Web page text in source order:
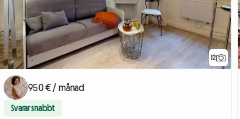
12
950 € / månad
Svarar snabbt